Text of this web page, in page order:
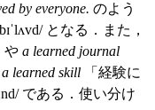
by everyone. のよう
となる．また，
や a learned journal
a learned skill 「経験に
である．使い分け